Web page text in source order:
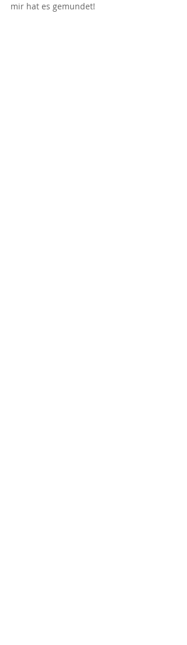
mir hat es gemundet!